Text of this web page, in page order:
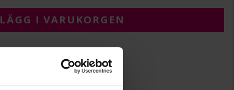
LÄGG I VARUKORGEN
5